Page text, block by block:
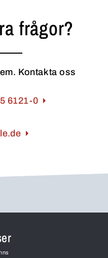
frågor?
Kontakta oss
6121-0